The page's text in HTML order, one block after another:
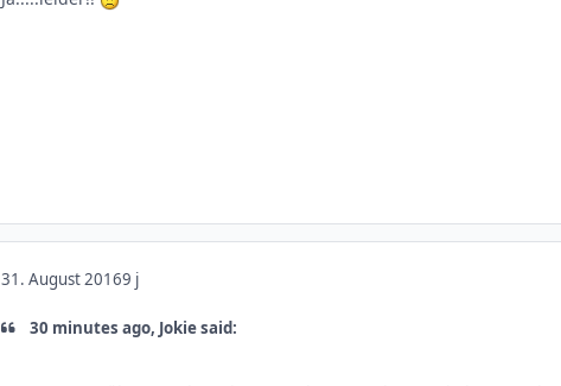
31. August 20169 j
30 minutes ago, Jokie said: